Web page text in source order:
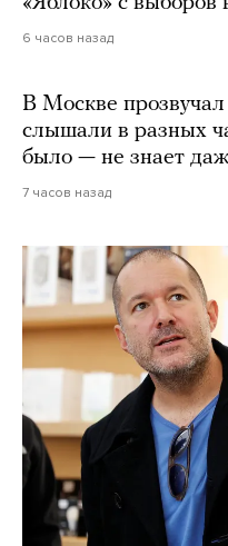
6 часов назад
В Москве
слышали в разных
было — не знает
7 часов назад